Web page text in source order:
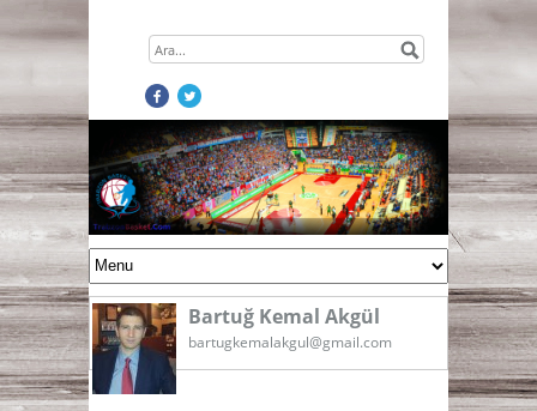
Bartuğ Kemal Akgül
bartugkemalakgul@gmail.com